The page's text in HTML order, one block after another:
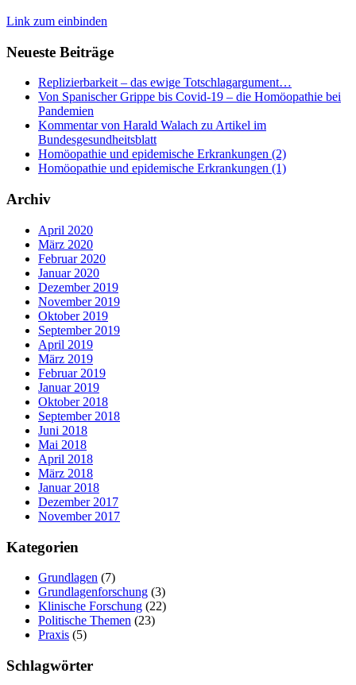
Link zum einbinden
Neueste Beiträge
Replizierbarkeit – das ewige Totschlagargument…
Von Spanischer Grippe bis Covid-19 – die Homöopathie bei
Pandemien
Kommentar von Harald Walach zu Artikel im
Bundesgesundheitsblatt
Homöopathie und epidemische Erkrankungen (2)
Homöopathie und epidemische Erkrankungen (1)
Archiv
April 2020
März 2020
Februar 2020
Januar 2020
Dezember 2019
November 2019
Oktober 2019
September 2019
April 2019
März 2019
Februar 2019
Januar 2019
Oktober 2018
September 2018
Juni 2018
Mai 2018
April 2018
März 2018
Januar 2018
Dezember 2017
November 2017
Kategorien
Grundlagen (7)
Grundlagenforschung (3)
Klinische Forschung (22)
Politische Themen (23)
Praxis (5)
Schlagwörter